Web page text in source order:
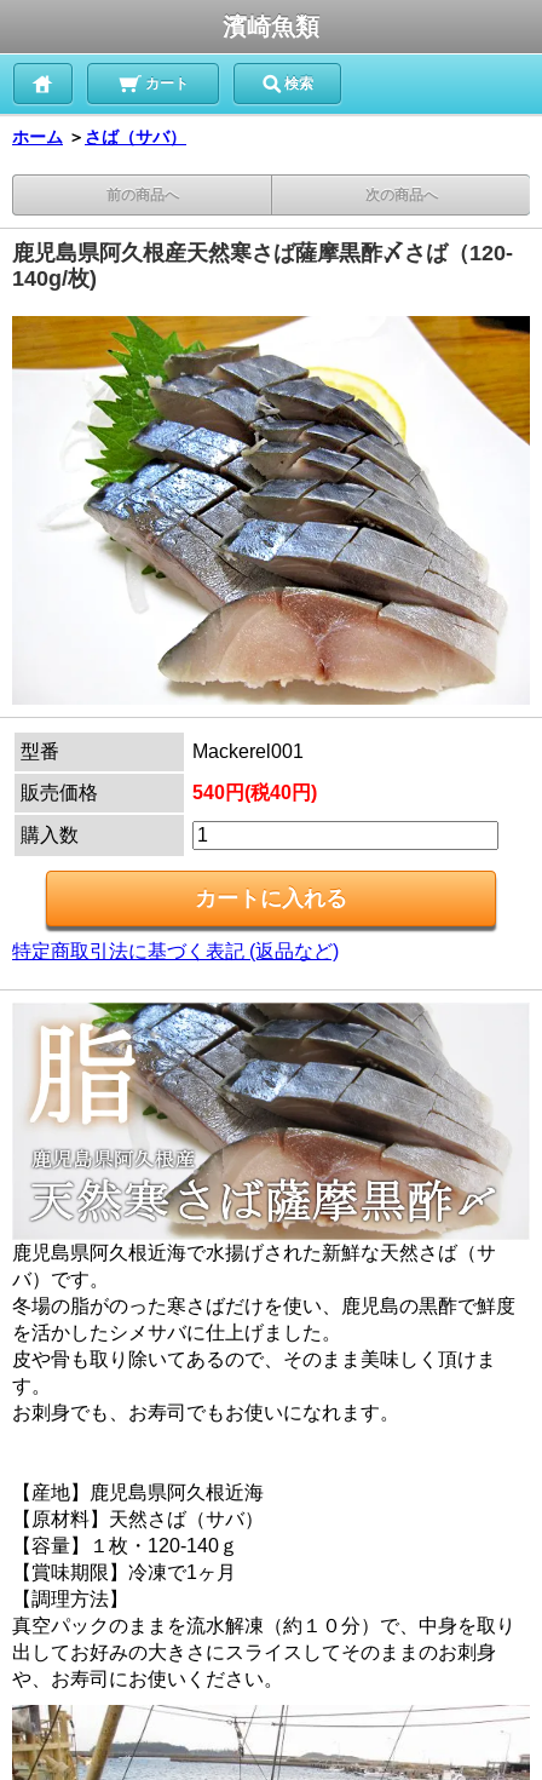
濱崎魚類
カート 検索
ホーム ＞ さば（サバ）
前の商品へ 次の商品へ
鹿児島県阿久根産天然寒さば薩摩黒酢〆さば（120-
140g/枚)
型番
Mackerel001
販売価格
540円(税40円)
購入数
特定商取引法に基づく表記 (返品など)
鹿児島県阿久根近海で水揚げされた新鮮な天然さば（サ
バ）です。
冬場の脂がのった寒さばだけを使い、鹿児島の黒酢で鮮度
を活かしたシメサバに仕上げました。
皮や骨も取り除いてあるので、そのまま美味しく頂けま
す。
お刺身でも、お寿司でもお使いになれます。
【産地】鹿児島県阿久根近海
【原材料】天然さば（サバ）
【容量】１枚・120-140ｇ
【賞味期限】冷凍で1ヶ月
【調理方法】
真空パックのままを流水解凍（約１０分）で、中身を取り
出してお好みの大きさにスライスしてそのままのお刺身
や、お寿司にお使いください。